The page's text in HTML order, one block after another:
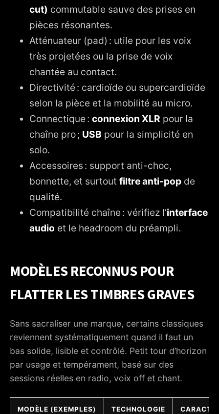
cut) commutable sauve des prises en
pièces résonantes.
Atténuateur (pad) : utile pour les voix
très projetées ou la prise de voix
chantée au contact.
Directivité : cardioïde ou supercardioïde
selon la pièce et la mobilité au micro.
Connectique : connexion XLR pour la
chaîne pro ; USB pour la simplicité en
solo.
Accessoires : support anti-choc,
bonnette, et surtout filtre anti-pop de
qualité.
Compatibilité chaîne : vérifiez l’interface
audio et le headroom du préampli.
MODÈLES RECONNUS POUR
FLATTER LES TIMBRES GRAVES
Sans sacraliser une marque, certains classiques
reviennent systématiquement quand il faut un
bas solide, lisible et contrôlé. Petit tour d’horizon
par usage et tempérament, basé sur des
sessions réelles en radio, voix off et chant.
MODÈLE (EXEMPLES) TECHNOLOGIE